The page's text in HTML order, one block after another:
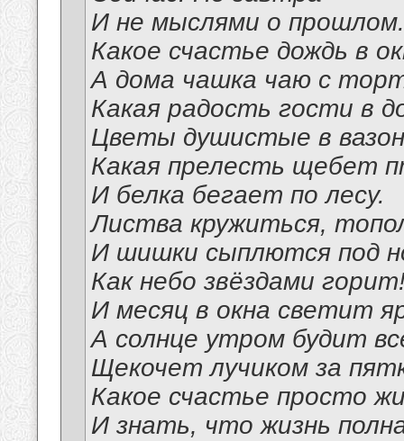
И не мыслями о прошлом.
Какое счастье дождь в
А дома чашка чаю с
Какая радость гости в
Цветы душистые в
Какая прелесть щебет
И белка бегает по лесу.
Листва кружиться,
И шишки сыплются под
Как небо звёздами
И месяц в окна светит
А солнце утром будит
Щекочет лучиком за
Какое счастье просто
И знать, что жизнь